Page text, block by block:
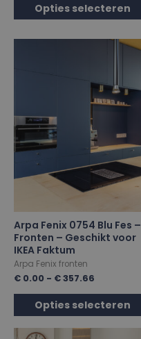
Opties selecteren
Arpa Fenix 0754 Blu Fes –
Fronten – Geschikt voor
IKEA Faktum
Arpa Fenix fronten
€ 0.00 - €357.66
Opties selecteren